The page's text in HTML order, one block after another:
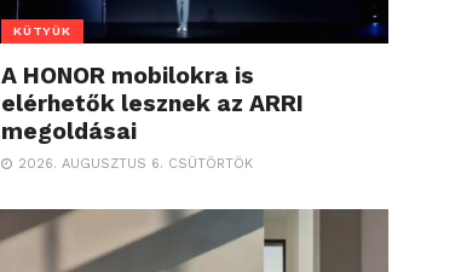
KÜTYÜK
A HONOR mobilokra is
elérhetők lesznek az ARRI
megoldásai
2026. AUGUSZTUS 6. CSÜTÖRTÖK